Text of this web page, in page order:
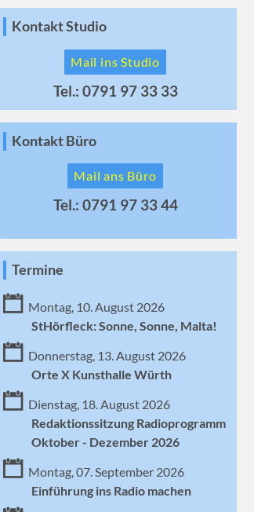
Kontakt Studio
Mail ins Studio
Tel.: 0791 97 33 33
Kontakt Büro
Mail ans Büro
Tel.: 0791 97 33 44
Termine
Montag, 10. August 2026
StHörfleck: Sonne, Sonne, Malta!
Donnerstag, 13. August 2026
Orte X Kunsthalle Würth
Dienstag, 18. August 2026
Redaktionssitzung Radioprogramm
Oktober - Dezember 2026
Montag, 07. September 2026
Einführung ins Radio machen